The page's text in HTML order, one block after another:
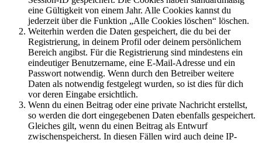
eine Gültigkeit von einem Jahr. Alle Cookies kannst du
jederzeit über die Funktion „Alle Cookies löschen“ löschen.
Weiterhin werden die Daten gespeichert, die du bei der
Registrierung, in deinem Profil oder deinem persönlichem
Bereich angibst. Für die Registrierung sind mindestens ein
eindeutiger Benutzername, eine E-Mail-Adresse und ein
Passwort notwendig. Wenn durch den Betreiber weitere
Daten als notwendig festgelegt wurden, so ist dies für dich
vor deren Eingabe ersichtlich.
Wenn du einen Beitrag oder eine private Nachricht erstellst,
so werden die dort eingegebenen Daten ebenfalls gespeichert.
Gleiches gilt, wenn du einen Beitrag als Entwurf
zwischenspeicherst. In diesen Fällen wird auch deine IP-